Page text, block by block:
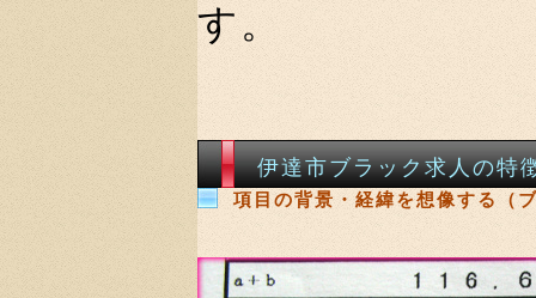
す。
伊達市ブラック求人の
項目の背景・経緯を想像する（